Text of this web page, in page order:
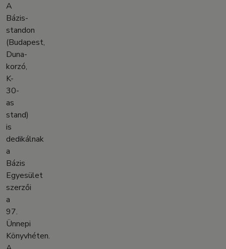
A
Bázis-
standon
(Budapest,
Duna-
korzó,
K-
30-
as
stand)
is
dedikálnak
a
Bázis
Egyesület
szerzői
a
97.
Ünnepi
Könyvhéten.